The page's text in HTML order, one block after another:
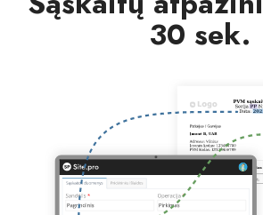
30 sek.